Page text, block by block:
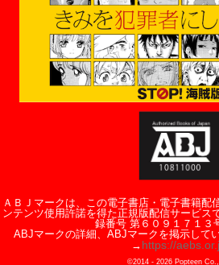
ＡＢＪマークは、この電子書店・電子書籍配
ンテンツ使用許諾を得た正規版配信サービス
録番号 第６０９１７１３
ABJマークの詳細、ABJマークを掲示して
→ https://
©2014 - 2026Popteen